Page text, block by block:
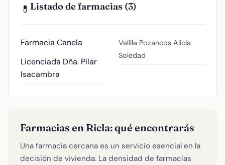
💊 Listado de farmacias (3)
Farmacia Canela
Licenciada Dña. Pilar
Isacambra
Velilla Pozancos Alicia
Soledad
Farmacias en Ricla: qué encontrarás
Una farmacia cercana es un servicio esencial en la
decisión de vivienda. La densidad de farmacias